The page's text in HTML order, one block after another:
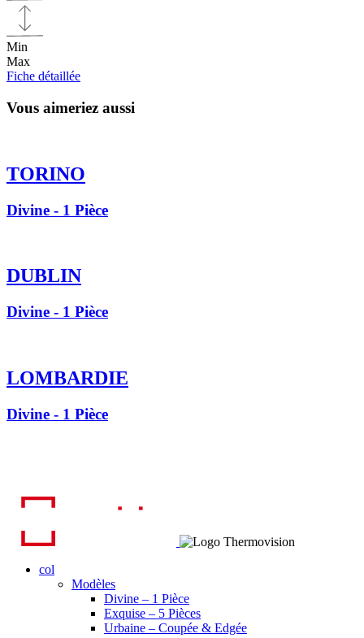
Min
Max
Fiche détaillée
Vous aimeriez aussi
TORINO
Divine - 1 Pièce
DUBLIN
Divine - 1 Pièce
LOMBARDIE
Divine - 1 Pièce
col
Modèles
Divine – 1 Pièce
Exquise – 5 Pièces
Urbaine – Coupée & Edgée